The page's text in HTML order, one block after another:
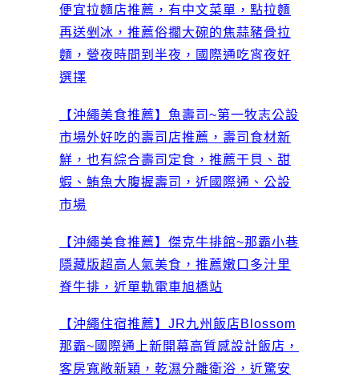
便宜拉麵店推薦，有中文菜單，點拉麵
再送剉冰，推薦俗擱大碗的焦蒜豬骨拉
麵，營夜時間到半夜，國際通吃宵夜好
選擇
【沖繩美食推薦】魚壽司~第一牧志公設
市場外好吃的壽司店推薦，壽司食材新
鮮，也有綜合壽司定食，推薦干貝、甜
蝦、鮪魚大腹握壽司，近國際通、公設
市場
【沖繩美食推薦】傑克牛排館~那霸小巷
隱藏版超高人氣美食，推薦嫩口多汁里
脊牛排，近單軌電車旭橋站
【沖繩住宿推薦】JR九州飯店Blossom
那霸~國際通上新開幕高質感設計飯店，
客房寬敞新穎，乾濕分離衛浴，近驚安